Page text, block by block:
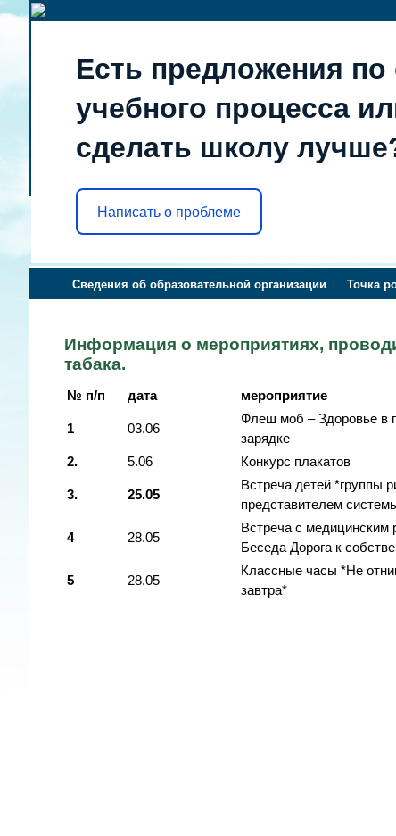
Есть предложения по
учебного процесса
сделать школу
Написать о проблеме
Сведения об образовательной организации Точка
Информация о мероприятиях,
табака.
№ п/п дата мероприятие
1 03.06
Флеш моб – Здоровье в
зарядке
2. 5.06 Конкурс плакатов
3. 25.05
Встреча детей *группы
представителем
4 28.05
Встреча с медицинским
Беседа Дорога к
5 28.05
Классные часы *Не
завтра*